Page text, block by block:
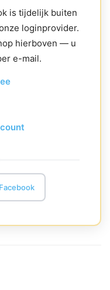
is tijdelijk buiten
loginprovider.
hierboven — u
e-mail.